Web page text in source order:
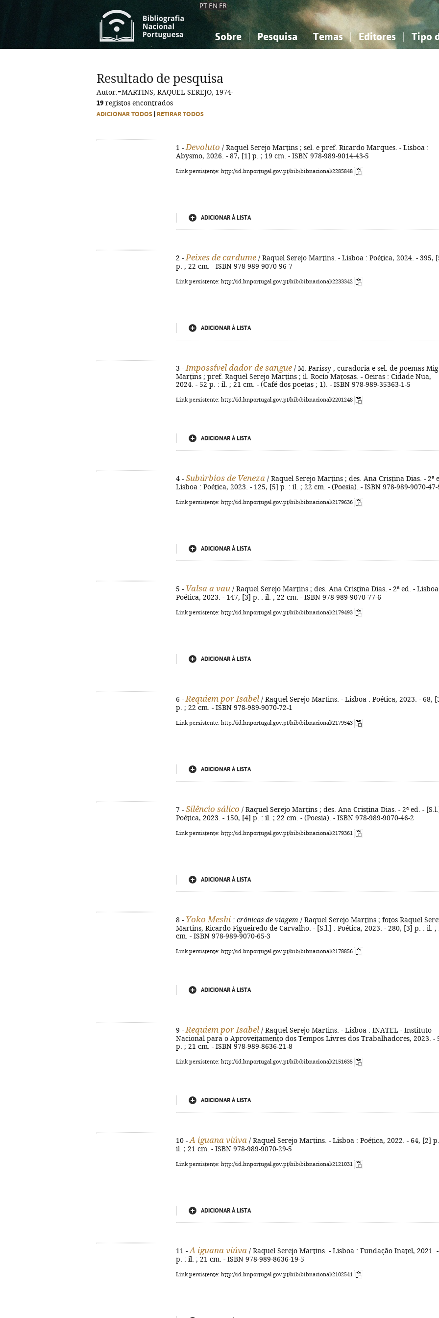
PT EN FR
Sobre Pesquisa Temas
Ciências sociais...
Editores Tipo
Ciências sociais...
Resultado de pesquisa
Autor:=MARTINS, RAQUEL SEREJO, 1974-
19 registos encontrados
ADICIONAR TODOS RETIRAR TODOS
1 - Devoluto / Raquel Serejo Martins ; sel. e pref. Ricardo Marques. - Lisboa :
Abysmo, 2026. - 87, [1] p. ; 19 cm. - ISBN 978-989-9014-43-5
Link persistente: http://id.bnportugal.gov.pt/bib/bibnacional/2285848
ADICIONAR À LISTA
2 - Peixes de cardume / Raquel Serejo Martins. - Lisboa : Poética, 2024. - 395,
p. ; 22 cm. - ISBN 978-989-9070-96-7
Link persistente: http://id.bnportugal.gov.pt/bib/bibnacional/2233342
ADICIONAR À LISTA
3 - Impossível dador de sangue / M. Parissy ; curadoria e sel. de poemas
Martins ; pref. Raquel Serejo Martins ; il. Rocío Matosas. - Oeiras : Cidade Nua,
2024. - 52 p. : il. ; 21 cm. - (Café dos poetas ; 1). - ISBN 978-989-35363-1-5
Link persistente: http://id.bnportugal.gov.pt/bib/bibnacional/2201248
ADICIONAR À LISTA
4 - Subúrbios de Veneza / Raquel Serejo Martins ; des. Ana Cristina Dias. - 2ª
Lisboa : Poética, 2023. - 125, [5] p. : il. ; 22 cm. - (Poesia). - ISBN 978-989-9070-47-
Link persistente: http://id.bnportugal.gov.pt/bib/bibnacional/2179636
ADICIONAR À LISTA
5 - Valsa a vau / Raquel Serejo Martins ; des. Ana Cristina Dias. - 2ª ed. -
Poética, 2023. - 147, [3] p. : il. ; 22 cm. - ISBN 978-989-9070-77-6
Link persistente: http://id.bnportugal.gov.pt/bib/bibnacional/2179493
ADICIONAR À LISTA
6 - Requiem por Isabel / Raquel Serejo Martins. - Lisboa : Poética, 2023. - 68,
p. ; 22 cm. - ISBN 978-989-9070-72-1
Link persistente: http://id.bnportugal.gov.pt/bib/bibnacional/2179543
ADICIONAR À LISTA
7 - Silêncio sálico / Raquel Serejo Martins ; des. Ana Cristina Dias. - 2ª ed. -
Poética, 2023. - 150, [4] p. : il. ; 22 cm. - (Poesia). - ISBN 978-989-9070-46-2
Link persistente: http://id.bnportugal.gov.pt/bib/bibnacional/2179361
ADICIONAR À LISTA
8 - Yoko Meshi : crónicas de viagem / Raquel Serejo Martins ; fotos Raquel
Martins, Ricardo Figueiredo de Carvalho. - [S.l.] : Poética, 2023. - 280, [3] p. : il. ;
cm. - ISBN 978-989-9070-65-3
Link persistente: http://id.bnportugal.gov.pt/bib/bibnacional/2178856
ADICIONAR À LISTA
9 - Requiem por Isabel / Raquel Serejo Martins. - Lisboa : INATEL - Instituto
Nacional para o Aproveitamento dos Tempos Livres dos Trabalhadores, 2023. -
p. ; 21 cm. - ISBN 978-989-8636-21-8
Link persistente: http://id.bnportugal.gov.pt/bib/bibnacional/2151635
ADICIONAR À LISTA
10 - A iguana viúva / Raquel Serejo Martins. - Lisboa : Poética, 2022. - 64, [2]
il. ; 21 cm. - ISBN 978-989-9070-29-5
Link persistente: http://id.bnportugal.gov.pt/bib/bibnacional/2121031
ADICIONAR À LISTA
11 - A iguana viúva / Raquel Serejo Martins. - Lisboa : Fundação Inatel, 2021.
p. : il. ; 21 cm. - ISBN 978-989-8636-19-5
Link persistente: http://id.bnportugal.gov.pt/bib/bibnacional/2102541